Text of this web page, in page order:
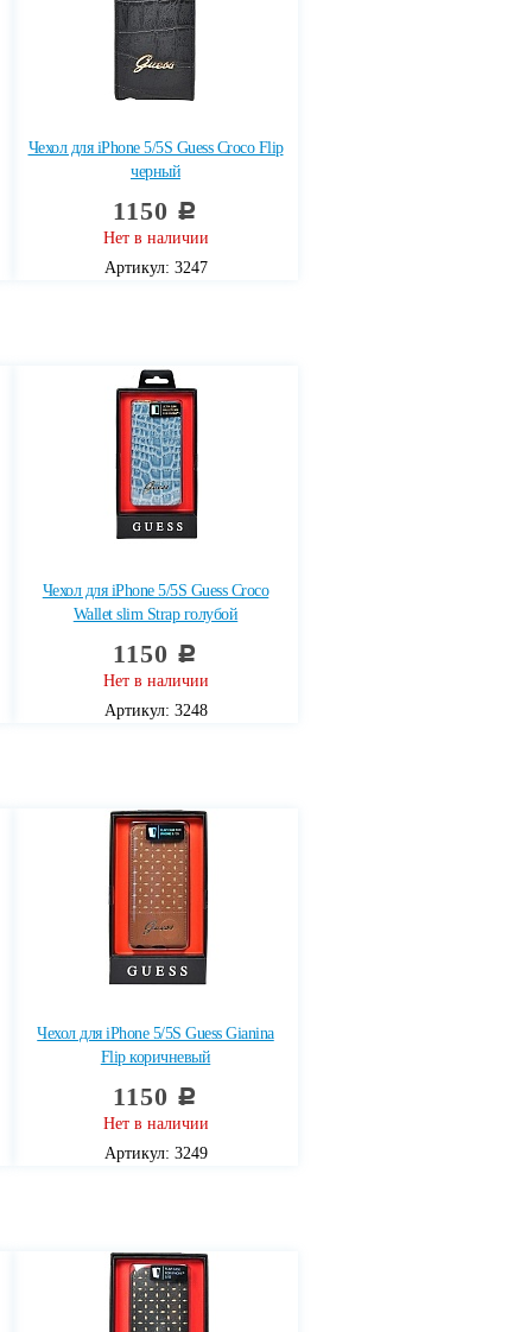
Чехол для iPhone 5/5S Guess Croco Flip
черный
1150 c
Нет в наличии
Артикул: 3247
Чехол для iPhone 5/5S Guess Croco
Wallet slim Strap голубой
1150 c
Нет в наличии
Артикул: 3248
Чехол для iPhone 5/5S Guess Gianina
Flip коричневый
1150 c
Нет в наличии
Артикул: 3249